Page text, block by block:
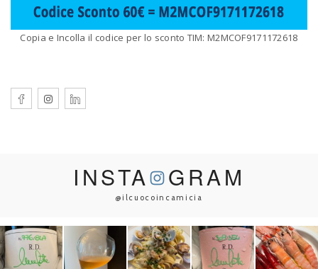
Copia e Incolla il codice per lo sconto TIM: M2MCOF9171172618
INSTA GRAM
@ilcuocoincamicia